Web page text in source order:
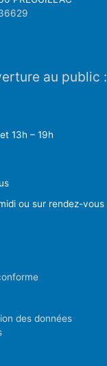
au public :
13h – 19h
ou sur rendez-vous
des données